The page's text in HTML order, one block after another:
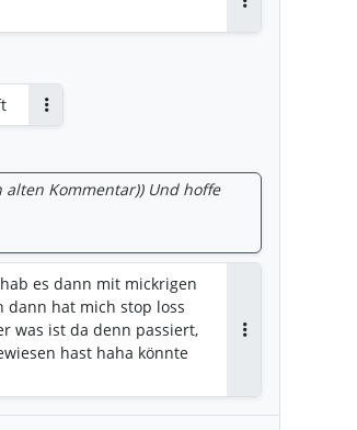
alten Kommentar)) Und hoffe
es dann mit mickrigen
dann hat mich stop loss
was ist da denn passiert,
hast haha könnte